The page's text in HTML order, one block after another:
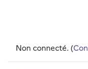
Non connecté. (